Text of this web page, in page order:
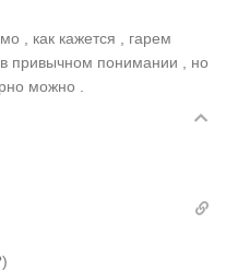
, как кажется , гарем
в привычном понимании , но
можно .